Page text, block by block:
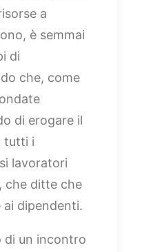
a
è semmai
di
che, come
di erogare il
tutti i
lavoratori
che ditte che
ai dipendenti.
di un incontro